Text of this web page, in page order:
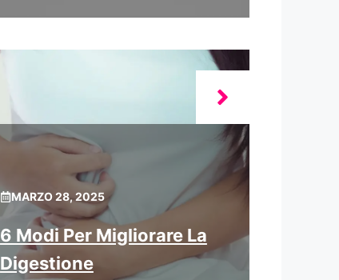
MARZO 28, 2025
6 Modi Per Migliorare La
Digestione